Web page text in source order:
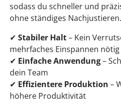
sodass du schneller und
ohne ständiges Nachjustieren.
✔ Stabiler Halt– Kein
mehrfaches Einspannen nötig
✔ Einfache Anwendung–
dein Team
✔ Effizientere Produktion –
höhere Produktivität